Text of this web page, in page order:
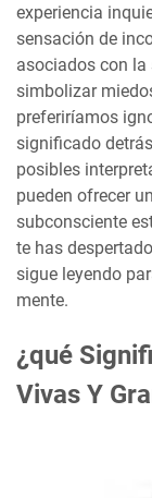
experiencia
sensación de
asociados con la
simbolizar
preferiríamos
significado
posibles
pueden ofrecer
subconsciente
te has
sigue leyendo
mente.
¿qué
Vivas Y